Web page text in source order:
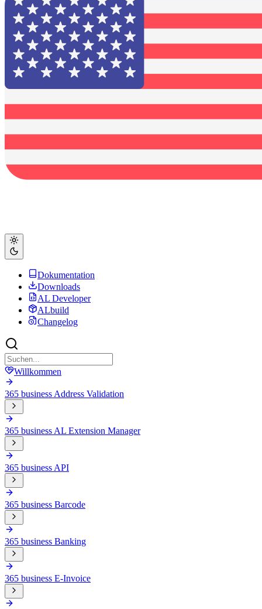
Dokumentation
Downloads
AL Developer
ALbuild
Changelog
Willkommen
365 business Address Validation
365 business AL Extension Manager
365 business API
365 business Barcode
365 business Banking
365 business E-Invoice